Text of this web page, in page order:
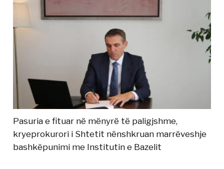
Pasuria e fituar në mënyrë të paligjshme,
kryeprokurori i Shtetit nënshkruan marrëveshje
bashkëpunimi me Institutin e Bazelit